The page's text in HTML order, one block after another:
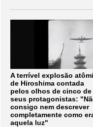
A terrível explosão
de Hiroshima contada
pelos olhos de cinco de
seus protagonistas:
consigo nem descrever
completamente como
aquela luz"